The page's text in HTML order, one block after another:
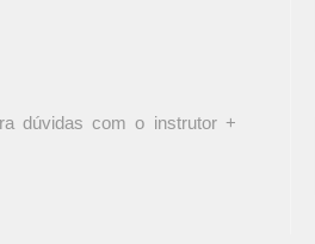
dúvidas com o instrutor +